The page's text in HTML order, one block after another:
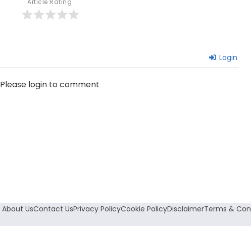
Login
Please login to comment
About UsContact UsPrivacy PolicyCookie PolicyDisclaimerTerms &